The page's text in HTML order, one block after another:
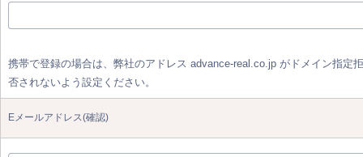
携帯で登録の場合は、弊社のアドレス advance-real.co.jp がドメイン指定拒
否されないよう設定ください。
Eメールアドレス(確認)